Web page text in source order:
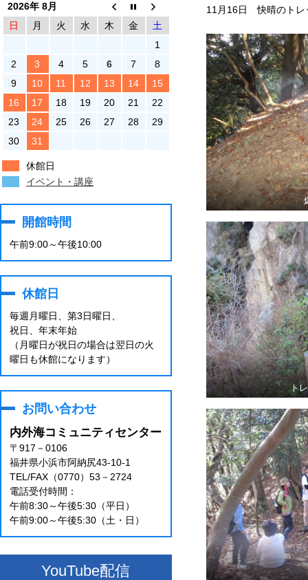
2026年 8月
日
月 火 水 木 金
土
1
2
3 4 5 6 7
8
9
10 11 12 13 14
15
16
17 18 19 20 21
22
23
24 25 26 27 28
29
30
31
休館日
イベント・講座
開館時間
午前9:00～午後10:00
休館日
毎週月曜日、第3日曜日、
祝日、年末年始
（月曜日が祝日の場合は翌日の火
曜日も休館になります）
お問い合わせ
内外海コミュニティセンター
〒917－0106
福井県小浜市阿納尻43-10-1
TEL/FAX（0770）53－2724
電話受付時間：
午前8:30～午後5:30（平日）
午前9:00～午後5:30（土・日）
YouTube配信
11月16日 快晴のトレ
ト